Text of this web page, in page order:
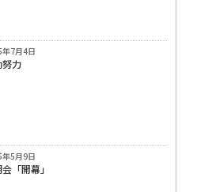
7月4日
努力
5月9日
「開幕」